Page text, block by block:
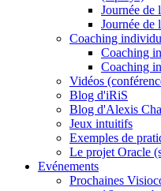
Journée
Journée
Coaching
Coaching
Coaching
Vidéos
Blog d'iRiS
Blog d'Alexis
Jeux intuitifs
Exemples de
Le projet Oracle
Evénements
Prochaines